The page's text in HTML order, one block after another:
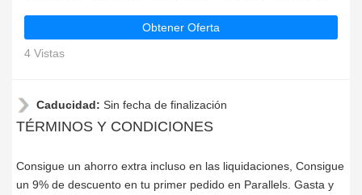
Obtener Oferta
4 Vistas
Caducidad: Sin fecha de finalización
TÉRMINOS Y CONDICIONES
Consigue un ahorro extra incluso en las liquidaciones, Consigue
un 9% de descuento en tu primer pedido en Parallels. Gasta y